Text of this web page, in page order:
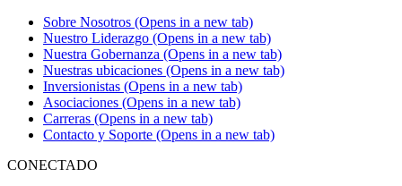
Sobre Nosotros (Opens in a new tab)
Nuestro Liderazgo (Opens in a new tab)
Nuestra Gobernanza (Opens in a new tab)
Nuestras ubicaciones (Opens in a new tab)
Inversionistas (Opens in a new tab)
Asociaciones (Opens in a new tab)
Carreras (Opens in a new tab)
Contacto y Soporte (Opens in a new tab)
CONECTADO